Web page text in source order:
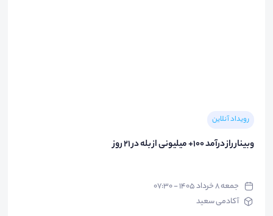
رویداد آنلاین
وبینار راز درآمد 100+ میلیونی از بله در 21 روز
جمعه ۸ خرداد ۱۴۰۵ - ۰۷:۳۰
آکادمی سعید